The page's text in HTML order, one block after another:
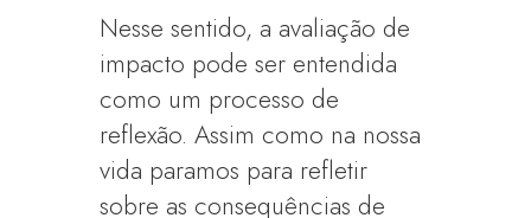
Nesse sentido, a avaliação de
impacto pode ser entendida
como um processo de
reflexão. Assim como na nossa
vida paramos para refletir
sobre as consequências de